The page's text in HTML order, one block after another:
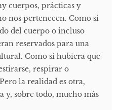
cuerpos, prácticas y
nos pertenecen. Como si
del cuerpo o incluso
reservados para una
Como si hubiera que
respirar o
la realidad es otra,
y, sobre todo, mucho más